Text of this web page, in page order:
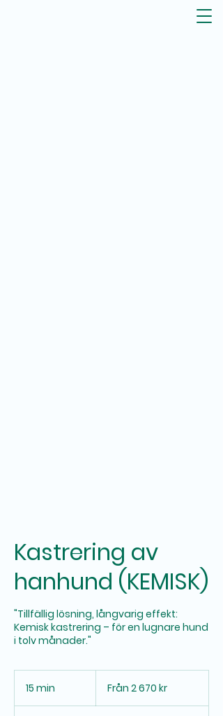
Kastrering av
hanhund (KEMISK)
"Tillfällig lösning, långvarig effekt:
Kemisk kastrering – för en lugnare hund
i tolv månader."
15 min
svenska
Från 2 670 kr